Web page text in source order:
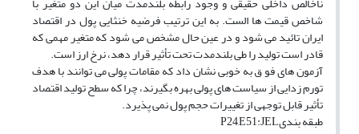
شاخص قیمت ها الست. به این ترتیب فرضیه خنثایی پول در اقتصاد
ایران تائید می شود و در عین حال مشخص می شود که متغیر مهمی که
قادر است تولید را طی بلندمدت تحت تأثیر قرار دهد، نرخ ارز است.
آزمون های فو ق به خوبی نشان داد که مقامات پولی می توانند با هدف
تورم زدایی از سیاست های پولی بهره بگیرند، چرا که سطح تولید اقتصاد
تأثیر قابل توجهی از تغییرات حجم پول نمی پذیرد.
طبقه بندیP24,E51:JEL